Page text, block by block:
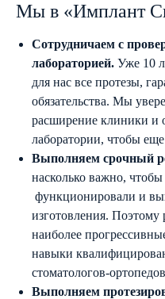
Мы в «Имплант
Сотрудничаем с
лабораторией. Уже 10
для нас все протезы,
обязательства. Мы
расширение клиники и
лаборатории, чтобы
Выполняем срочный
насколько важно,
функционировали и
изготовления. Поэтому
наиболее
навыки
стоматологов-
Выполняем